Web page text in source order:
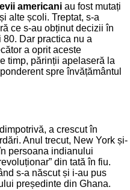
americani au fost mutați
alte școli. Treptat, s-a
ce s-au obținut decizii în
Dar practica nu a
a oprit aceste
timp, părinții apelaseră la
spre învățământul
a crescut în
Anul trecut, New York și-
persoana indianului
din tată în fiu.
s-a născut și i-au pus
președinte din Ghana.